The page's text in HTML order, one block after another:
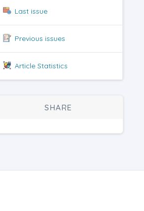
Last issue
Previous issues
Article Statistics
SHARE